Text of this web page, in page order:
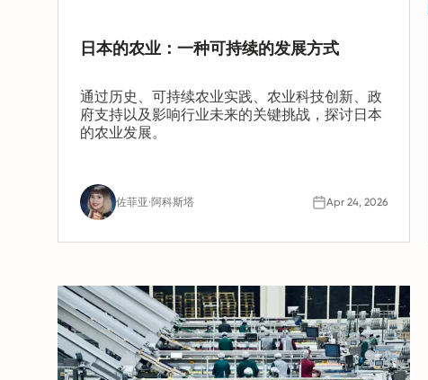
日本的农业：一种可持续的发展方式
通过历史、可持续农业实践、农业科技创新、政
府支持以及影响行业未来的关键挑战，探讨日本
的农业发展。
佐菲亚·阿科斯塔 Apr 24, 2026